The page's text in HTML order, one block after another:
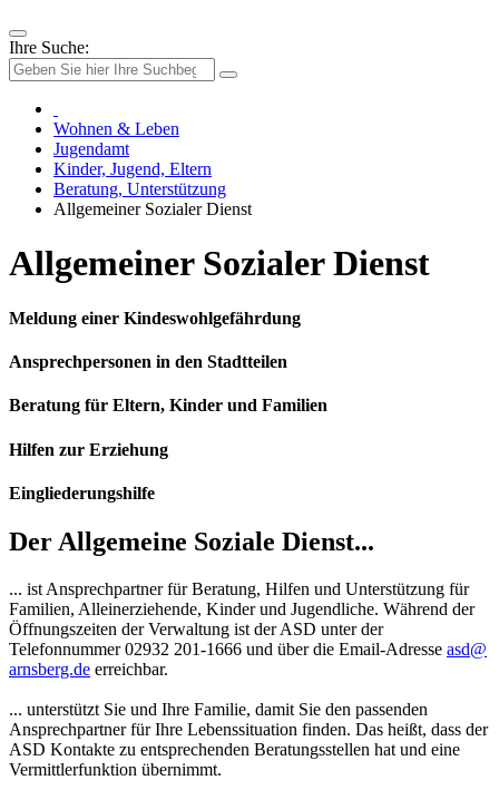
Ihre Suche:
Wohnen & Leben
Jugendamt
Kinder, Jugend, Eltern
Beratung, Unterstützung
Allgemeiner Sozialer Dienst
Allgemeiner Sozialer Dienst
Meldung einer Kindeswohlgefährdung
Ansprechpersonen in den Stadtteilen
Beratung für Eltern, Kinder und Familien
Hilfen zur Erziehung
Eingliederungshilfe
Der Allgemeine Soziale Dienst...
... ist Ansprechpartner für Beratung, Hilfen und Unterstützung für
Familien, Alleinerziehende, Kinder und Jugendliche. Während der
Öffnungszeiten der Verwaltung ist der ASD unter der
Telefonnummer 02932 201-1666 und über die Email-Adresse asd@​
arnsberg.de erreichbar.
... unterstützt Sie und Ihre Familie, damit Sie den passenden
Ansprechpartner für Ihre Lebenssituation finden. Das heißt, dass der
ASD Kontakte zu entsprechenden Beratungsstellen hat und eine
Vermittlerfunktion übernimmt.